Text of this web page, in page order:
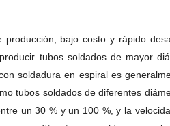
bajo costo y rápido
tubos soldados de mayor
soldadura en espiral es
tubos soldados de diferentes
un 30 % y un 100 %, y la